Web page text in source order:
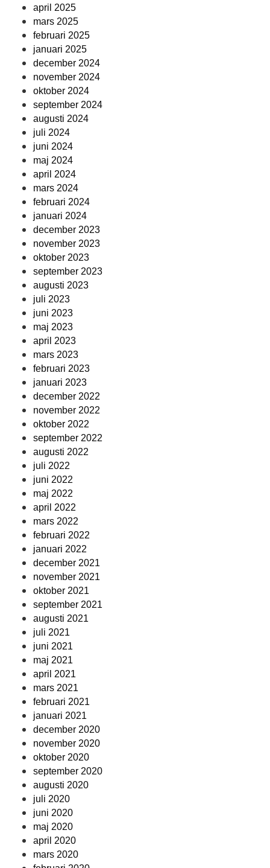
april 2025
mars 2025
februari 2025
januari 2025
december 2024
november 2024
oktober 2024
september 2024
augusti 2024
juli 2024
juni 2024
maj 2024
april 2024
mars 2024
februari 2024
januari 2024
december 2023
november 2023
oktober 2023
september 2023
augusti 2023
juli 2023
juni 2023
maj 2023
april 2023
mars 2023
februari 2023
januari 2023
december 2022
november 2022
oktober 2022
september 2022
augusti 2022
juli 2022
juni 2022
maj 2022
april 2022
mars 2022
februari 2022
januari 2022
december 2021
november 2021
oktober 2021
september 2021
augusti 2021
juli 2021
juni 2021
maj 2021
april 2021
mars 2021
februari 2021
januari 2021
december 2020
november 2020
oktober 2020
september 2020
augusti 2020
juli 2020
juni 2020
maj 2020
april 2020
mars 2020